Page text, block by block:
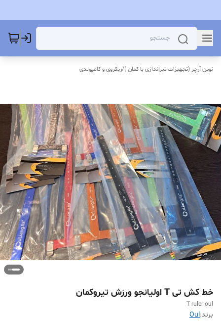
نوین آرچر (تجهیزات تیراندازی با کمان )/ریکروی و کامپوندی
خط کش تی T اولیانجو ورزش تیروکمان
T ruler oul
برند:Oul